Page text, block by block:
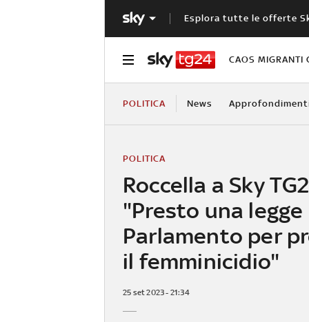
Esplora tutte le offerte
CAOS MIGRANTI
POLITICA News
Roccella a Sky
"Presto una legge
Parlamento per
il femminicidio"
POLITICA
25 set 2023 - 21:34